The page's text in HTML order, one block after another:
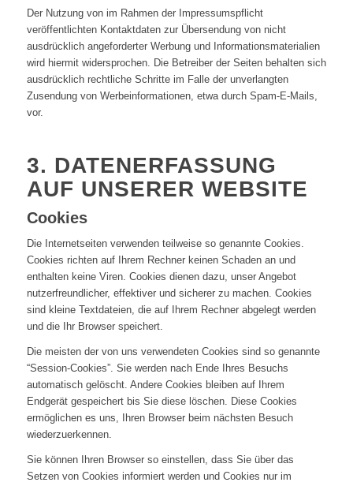
Der Nutzung von im Rahmen der Impressumspflicht
veröffentlichten Kontaktdaten zur Übersendung von nicht
ausdrücklich angeforderter Werbung und Informationsmaterialien
wird hiermit widersprochen. Die Betreiber der Seiten behalten sich
ausdrücklich rechtliche Schritte im Falle der unverlangten
Zusendung von Werbeinformationen, etwa durch Spam-E-Mails,
vor.
3. DATENERFASSUNG
AUF UNSERER WEBSITE
Cookies
Die Internetseiten verwenden teilweise so genannte Cookies.
Cookies richten auf Ihrem Rechner keinen Schaden an und
enthalten keine Viren. Cookies dienen dazu, unser Angebot
nutzerfreundlicher, effektiver und sicherer zu machen. Cookies
sind kleine Textdateien, die auf Ihrem Rechner abgelegt werden
und die Ihr Browser speichert.
Die meisten der von uns verwendeten Cookies sind so genannte
“Session-Cookies”. Sie werden nach Ende Ihres Besuchs
automatisch gelöscht. Andere Cookies bleiben auf Ihrem
Endgerät gespeichert bis Sie diese löschen. Diese Cookies
ermöglichen es uns, Ihren Browser beim nächsten Besuch
wiederzuerkennen.
Sie können Ihren Browser so einstellen, dass Sie über das
Setzen von Cookies informiert werden und Cookies nur im